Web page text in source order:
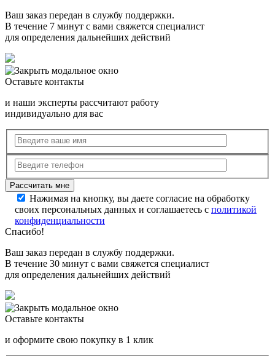
Ваш заказ передан в службу поддержки.
В течение 7 минут с вами свяжется специалист
для определения дальнейших действий
Оставьте контакты
и наши эксперты рассчитают работу
индивидуально для вас
Нажимая на кнопку, вы даете согласие на обработку
своих персональных данных и соглашаетесь с политикой
конфиденциальности
Спасибо!
Ваш заказ передан в службу поддержки.
В течение 30 минут с вами свяжется специалист
для определения дальнейших действий
Оставьте контакты
и оформите свою покупку в 1 клик